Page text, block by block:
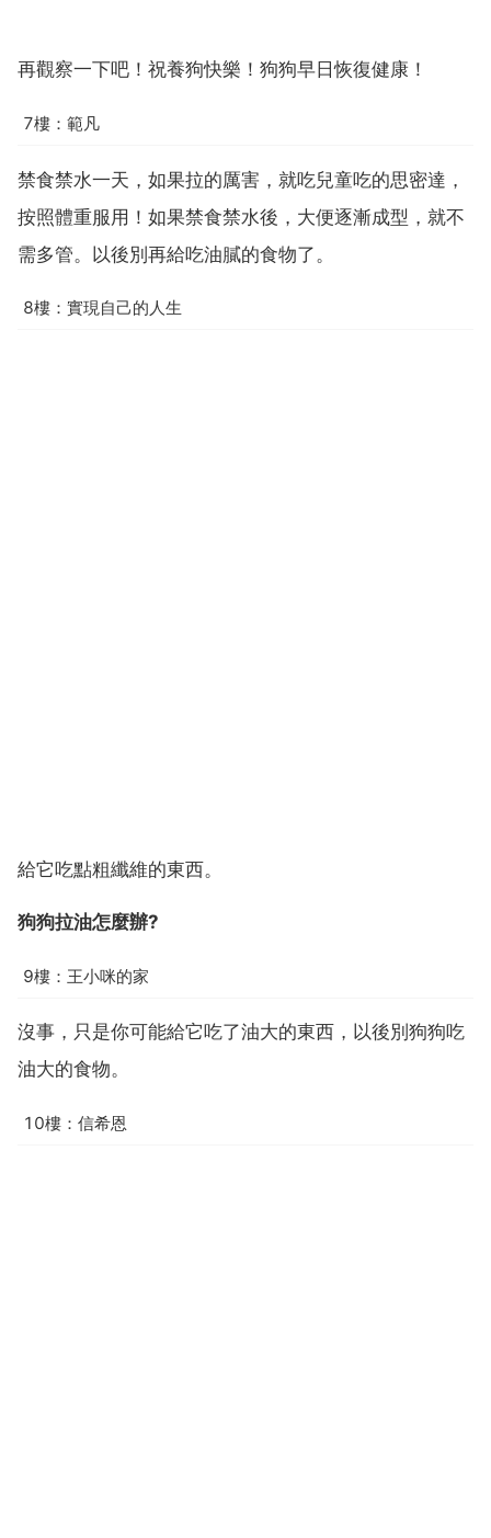
再觀察一下吧！祝養狗快樂！狗狗早日恢復健康！
7樓：範凡
禁食禁水一天，如果拉的厲害，就吃兒童吃的思密達，
按照體重服用！如果禁食禁水後，大便逐漸成型，就不
需多管。以後別再給吃油膩的食物了。
8樓：實現自己的人生
給它吃點粗纖維的東西。
狗狗拉油怎麼辦?
9樓：王小咪的家
沒事，只是你可能給它吃了油大的東西，以後別狗狗吃
油大的食物。
10樓：信希恩